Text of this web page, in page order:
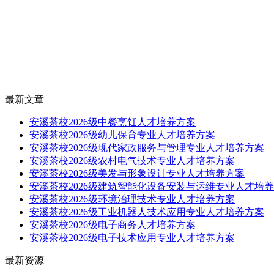
最新文章
安溪茶校2026级中餐烹饪人才培养方案
安溪茶校2026级幼儿保育专业人才培养方案
安溪茶校2026级现代家政服务与管理专业人才培养方案
安溪茶校2026级农村电气技术专业人才培养方案
安溪茶校2026级美发与形象设计专业人才培养方案
安溪茶校2026级建筑智能化设备安装与运维专业人才培
安溪茶校2026级环境治理技术专业人才培养方案
安溪茶校2026级工业机器人技术应用专业人才培养方案
安溪茶校2026级电子商务人才培养方案
安溪茶校2026级电子技术应用专业人才培养方案
最新资源